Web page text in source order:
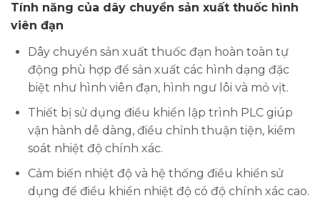
Tính năng của dây chuyền sản xuất thuốc hình
viên đạn
Dây chuyền sản xuất thuốc đạn hoàn toàn tự
động phù hợp để sản xuất các hình dạng đặc
biệt như hình viên đạn, hình ngư lôi và mỏ vịt.
Thiết bị sử dụng điều khiển lập trình PLC giúp
vận hành dễ dàng, điều chỉnh thuận tiện, kiểm
soát nhiệt độ chính xác.
Cảm biến nhiệt độ và hệ thống điều khiển sử
dụng để điều khiển nhiệt độ có độ chính xác cao.